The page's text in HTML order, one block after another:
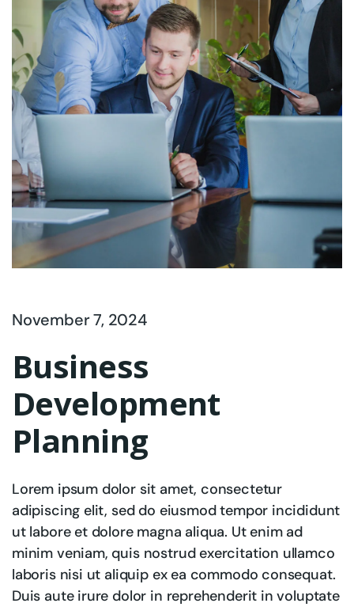
November 7, 2024
Business
Development
Planning
Lorem ipsum dolor sit amet, consectetur
adipiscing elit, sed do eiusmod tempor incididunt
ut labore et dolore magna aliqua. Ut enim ad
minim veniam, quis nostrud exercitation ullamco
laboris nisi ut aliquip ex ea commodo consequat.
Duis aute irure dolor in reprehenderit in voluptate